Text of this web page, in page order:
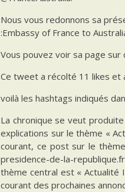
Nous vous redonnons sa
:Embassy of France to
Vous pouvez voir sa page
Ce tweet a récolté 11 likes
voilà les hashtags indiqués
La chronique se veut
explications sur le thème «
courant, ce post sur le
presidence-de-la-
thème central est « Actualité
courant des prochaines